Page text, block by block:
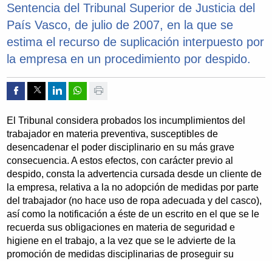
Sentencia del Tribunal Superior de Justicia del
País Vasco, de julio de 2007, en la que se
estima el recurso de suplicación interpuesto por
la empresa en un procedimiento por despido.
Compartir por Facebook
Compartir por Twitter
Compartir por Linkedin
Compartir por whatsapp
Imprimir
El Tribunal considera probados los incumplimientos del
trabajador en materia preventiva, susceptibles de
desencadenar el poder disciplinario en su más grave
consecuencia. A estos efectos, con carácter previo al
despido, consta la advertencia cursada desde un cliente de
la empresa, relativa a la no adopción de medidas por parte
del trabajador (no hace uso de ropa adecuada y del casco),
así como la notificación a éste de un escrito en el que se le
recuerda sus obligaciones en materia de seguridad e
higiene en el trabajo, a la vez que se le advierte de la
promoción de medidas disciplinarias de proseguir su